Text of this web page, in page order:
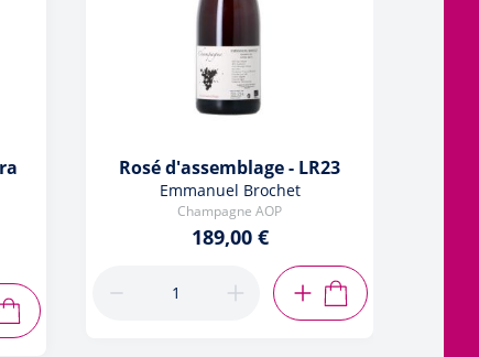
AJOUTER AU PANIER
Rosé d'assemblage - LR23
Emmanuel Brochet
Champagne AOP
189,00 €
AJOUTER AU PANIER